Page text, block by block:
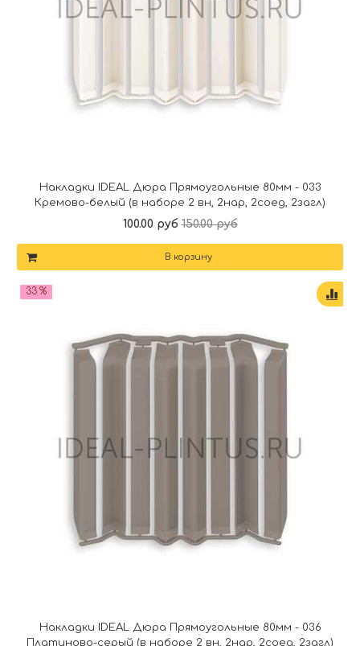
Накладки IDEAL Дюра Прямоугольные 80мм - 033
Кремово-белый (в наборе 2 вн, 2нар, 2соед, 2загл)
100.00 руб 150.00 руб
В корзину
33 %
Накладки IDEAL Дюра Прямоугольные 80мм - 036
Платиново-серый (в наборе 2 вн, 2нар, 2соед, 2загл)